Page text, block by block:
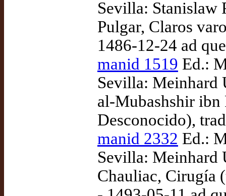
Sevilla: Stanislaw
Pulgar, Claros
1486-12-24 ad
manid 1519 Ed.:
Sevilla: Meinhard
al-Mubashshir ibn
Desconocido),
manid 2332 Ed.:
Sevilla: Meinhard
Chauliac, Cirugía